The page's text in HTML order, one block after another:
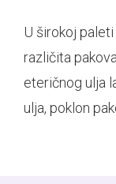
U širokoj
različita
eteričnog ulja
ulja, poklon